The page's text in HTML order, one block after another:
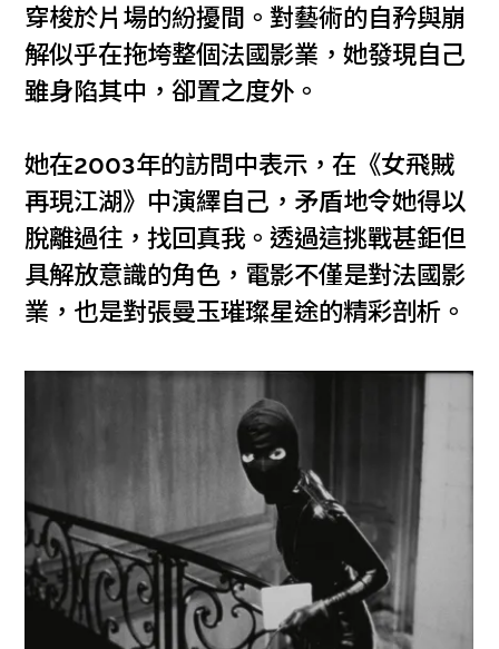
穿梭於片場的紛擾間。對藝術的自矜與崩
解似乎在拖垮整個法國影業，她發現自己
雖身陷其中，卻置之度外。
她在2003年的訪問中表示，在《女飛賊
再現江湖》中演繹自己，矛盾地令她得以
脫離過往，找回真我。透過這挑戰甚鉅但
具解放意識的角色，電影不僅是對法國影
業，也是對張曼玉璀璨星途的精彩剖析。